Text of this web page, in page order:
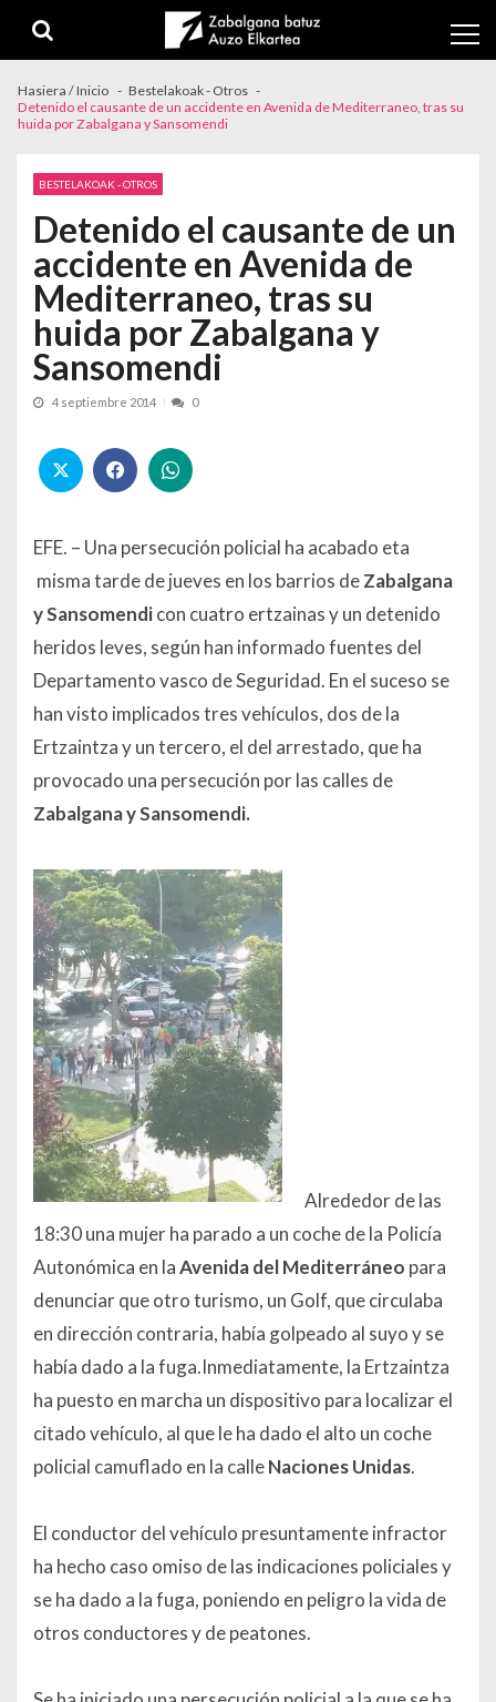
Hasiera / Inicio
Bestelakoak - Otros
Detenido el causante de un accidente en Avenida de Mediterraneo, tras su
huida por Zabalgana y Sansomendi
BESTELAKOAK - OTROS
Detenido el causante de un
accidente en Avenida de
Mediterraneo, tras su
huida por Zabalgana y
Sansomendi
4 septiembre 2014 0
EFE. – Una persecución policial ha acabado eta
misma tarde de jueves en los barrios deZabalgana
y Sansomendicon cuatro ertzainas y un detenido
heridos leves, según han informado fuentes del
Departamento vasco de Seguridad. En el suceso se
han visto implicados tres vehículos, dos de la
Ertzaintza y un tercero, el del arrestado, que ha
provocado una persecución por las calles de
Zabalgana y Sansomendi.
Alrededor de las
18:30 una mujer ha parado a un coche de la Policía
Autonómica en laAvenida del Mediterráneo para
denunciar que otro turismo, un Golf, que circulaba
en dirección contraria, había golpeado al suyo y se
había dado a la fuga.Inmediatamente, la Ertzaintza
ha puesto en marcha un dispositivo para localizar el
citado vehículo, al que le ha dado el alto un coche
policial camuflado en la calleNaciones Unidas.
El conductor del vehículo presuntamente infractor
ha hecho caso omiso de las indicaciones policiales y
se ha dado a la fuga, poniendo en peligro la vida de
otros conductores y de peatones.